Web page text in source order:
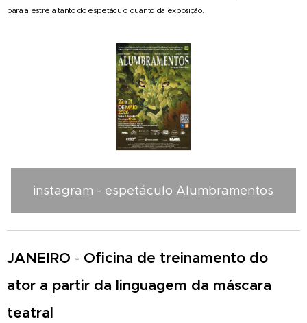
para a estreia tanto do espetáculo quanto da exposição.
instagram - espetáculo Alumbramentos
JANEIRO - Oficina de treinamento do
ator a partir da linguagem da máscara
teatral